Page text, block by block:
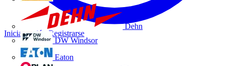
Dehn
DW Windsor
Eaton
Iniciar sesión Registrarse